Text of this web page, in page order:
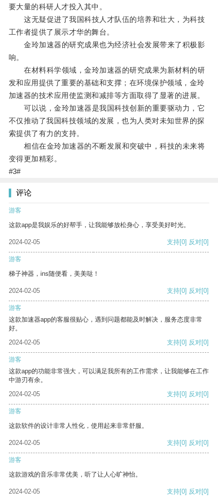
要大量的科研人才投入其中。
这无疑促进了我国科技人才队伍的培养和壮大，为科技
工作者提供了展示才华的舞台。
金玲加速器的研究成果也为经济社会发展带来了积极影
响。
在材料科学领域，金玲加速器的研究成果为新材料的研
发和应用提供了重要的基础和支撑；在环境保护领域，金玲
加速器的技术应用使监测和减排等方面取得了显著的进展。
可以说，金玲加速器是我国科技创新的重要驱动力，它
不仅推动了我国科技领域的发展，也为人类对未知世界的探
索提供了有力的支持。
相信在金玲加速器的不断发展和突破中，科技的未来将
变得更加精彩。
#3#
评论
游客
这款app是我娱乐的好帮手，让我能够放松身心，享受美好时光。
2024-02-05 支持[0] 反对[0]
游客
梯子神器，ins随便看，美美哒！
2024-02-05 支持[0] 反对[0]
游客
这款加速器app的客服很贴心，遇到问题都能及时解决，服务态度非常
好。
2024-02-05
支持[0] 反对[0]
游客
这款app的功能非常强大，可以满足我所有的工作需求，让我能够在工作
中游刃有余。
2024-02-05
支持[0] 反对[0]
游客
这款软件的设计非常人性化，使用起来非常舒服。
2024-02-05 支持[0] 反对[0]
游客
这款游戏的音乐非常优美，听了让人心旷神怡。
2024-02-05 支持[0] 反对[0]